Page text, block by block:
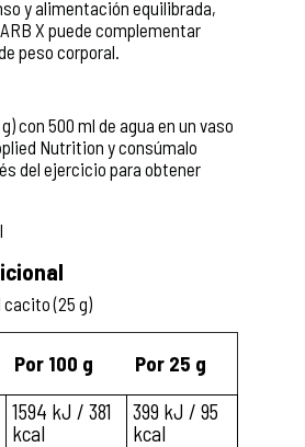
y alimentación equilibrada,
X puede complementar
peso corporal.
con 500 ml de agua en un vaso
Nutrition y consúmalo
del ejercicio para obtener
cacito (25 g)
Por 100 g Por 25 g
1594 kJ / 381
kcal
399 kJ / 95
kcal